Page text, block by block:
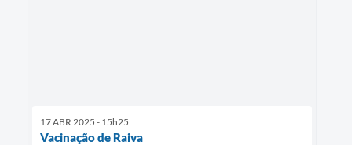
17 ABR 2025 - 15h25
Vacinação de Raiva